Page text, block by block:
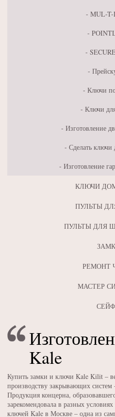
MUL-
Ключи
Ключи
Изготовление
Сделать ключи
Изготовление
КЛЮЧИ
ПУЛЬТЫ
ПУЛЬТЫ ДЛЯ
РЕМОНТ
МАСТЕР
Kale
Купить замки и ключи Kale Kilit –
производству закрывающих систем
Продукция концерна,
зарекомендовала в разных
ключей Kale в Москве – одна из